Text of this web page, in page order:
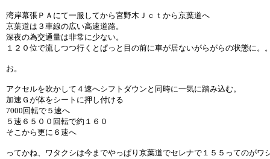
湾岸幕張ＰＡにて一服してから宮野木Ｊｃｔから京葉道へ
京葉道は３車線の広い高速道路。
深夜の為交通量は非常に少ない。
１２０位で流しつつ行くとぱっと目の前に車が居ないがらがらの状態に。
お。
アクセルを吹かして４速へシフトダウンと同時に一気に踏み込む。
加速Ｇが体をシートに押し付ける
7000回転で５速へ
５速６５００回転で約１６０
そこから更に６速へ
ってかね、ワタクシは今までやっぱり京葉道でセレナで１５５ってのがワ